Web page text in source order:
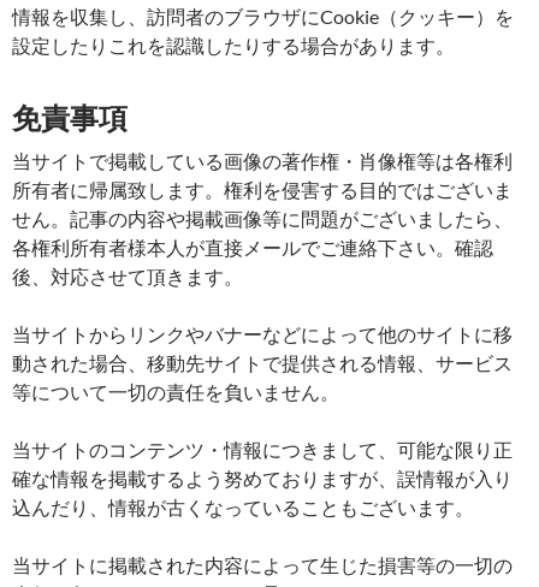
情報を収集し、訪問者のブラウザにCookie（クッキー）を
設定したりこれを認識したりする場合があります。
免責事項
当サイトで掲載している画像の著作権・肖像権等は各権利
所有者に帰属致します。権利を侵害する目的ではございま
せん。記事の内容や掲載画像等に問題がございましたら、
各権利所有者様本人が直接メールでご連絡下さい。確認
後、対応させて頂きます。
当サイトからリンクやバナーなどによって他のサイトに移
動された場合、移動先サイトで提供される情報、サービス
等について一切の責任を負いません。
当サイトのコンテンツ・情報につきまして、可能な限り正
確な情報を掲載するよう努めておりますが、誤情報が入り
込んだり、情報が古くなっていることもございます。
当サイトに掲載された内容によって生じた損害等の一切の